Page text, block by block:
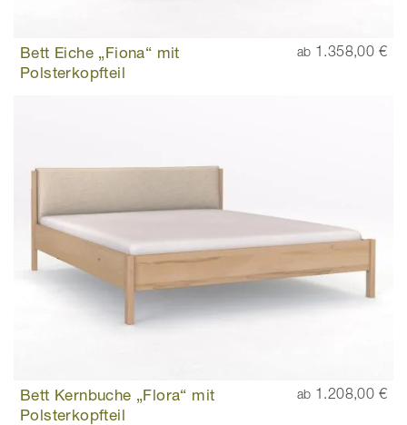
Bett Eiche „Fiona“ mit
Polsterkopfteil
ab 1.358,00 €
Bett Kernbuche „Flora“ mit
Polsterkopfteil
ab 1.208,00 €